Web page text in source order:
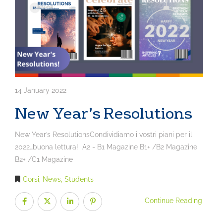
14 January 2022
New Year’s Resolutions
New Year’s ResolutionsCondividiamo i vostri piani per il
2022…buona lettura! A2 - B1 Magazine B1+ /B2 Magazine
B2+ /C1 Magazine
Corsi, News, Students
Continue Reading